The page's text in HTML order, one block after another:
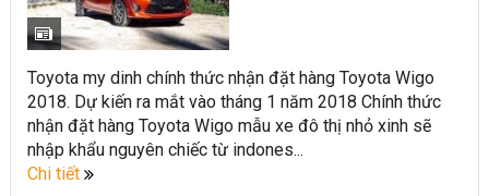
Toyota Việt Nam chính thức ra mắt Toyota Fortuner 2022 và
Land cruiser 2022 phiên bản mới
Toyota Raize phân khúc SUV cỡ nhỏ mới hứa hẹn nhiều đột
phá
“Bật mí” những thay đổi của Toyota Land Cruiser 2021 vừa
Toyota my dinh chính thức nhận đặt hàng Toyota Wigo
2018. Dự kiến ra mắt vào tháng 1 năm 2018 Chính thức
nhận đặt hàng Toyota Wigo mẫu xe đô thị nhỏ xinh sẽ
nhập khẩu nguyên chiếc từ indones...
Chi tiết